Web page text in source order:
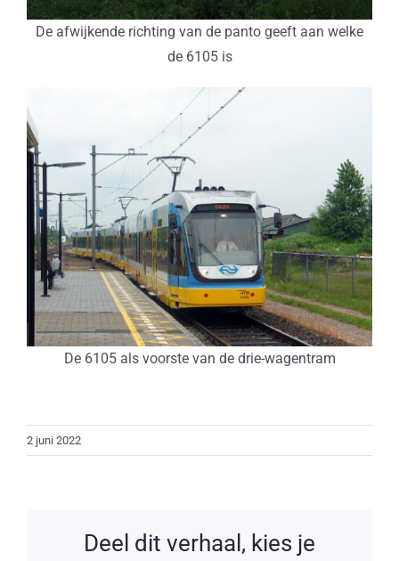
De afwijkende richting van de panto geeft aan welke
de 6105 is
De 6105 als voorste van de drie-wagentram
2 juni 2022
Deel dit verhaal, kies je